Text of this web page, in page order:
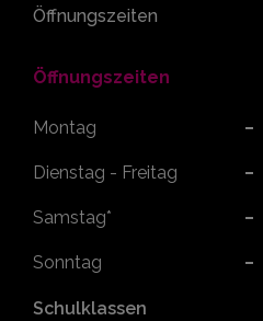
Öffnungszeiten
Öffnungszeiten
Montag
Dienstag - Freitag
Samstag*
Sonntag
Schulklassen